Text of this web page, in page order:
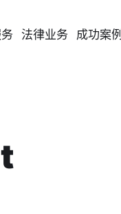
法律业务 成功案例